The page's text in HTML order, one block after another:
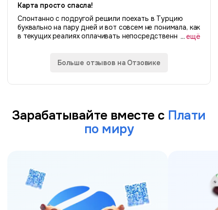
Карта просто спасла!
Спонтанно с подругой решили поехать в Турцию
буквально на пару дней и вот совсем не понимала, как
в текущих реалиях оплачивать непосредственно там.
...ещё
Больше отзывов на Отзовике
Зарабатывайте вместе с Плати
по миру